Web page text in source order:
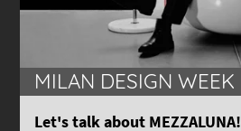
MILAN DESIGN WEEK
Let's talk about MEZZALUNA!